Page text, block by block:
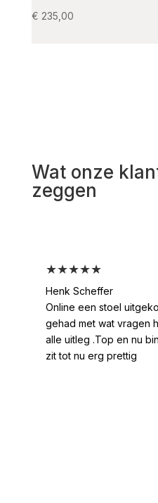
€ 235,00
Wat onze
zeggen
★★★★★
Henk Scheffer
Online een stoel
gehad met wat vragen
alle uitleg .Top en nu
zit tot nu erg prettig